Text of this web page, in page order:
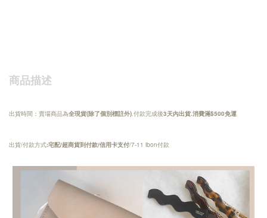
商品描述
出貨時間：賣場商品為全現貨(除了個別標註外) .付款完成後3天內出貨.消費滿$500免運
出貨/付款方式:宅配/超商貨到付款/信用卡支付/7-11 ibon付款